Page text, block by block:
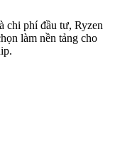
chi phí đầu tư, Ryzen
làm nền tảng cho